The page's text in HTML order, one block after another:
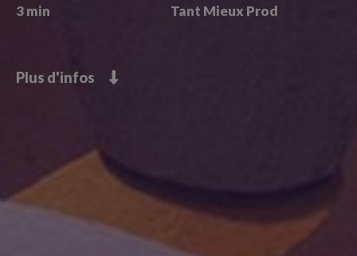
3 min Tant Mieux Prod
Plus d'infos